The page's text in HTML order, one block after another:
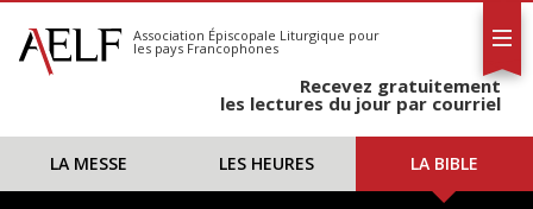
S'abonner
Calendrier
Association Épiscopale Liturgique pour
les pays Francophones
Recevez gratuitement
les lectures du jour par courriel
LA MESSE LES HEURES LA BIBLE